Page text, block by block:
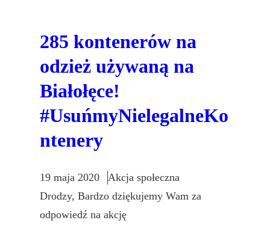
285 kontenerów na
odzież używaną na
Białołęce!
#UsuńmyNielegalneKo
ntenery
19 maja 2020
Akcja społeczna
Drodzy, Bardzo dziękujemy Wam za
odpowiedź na akcję